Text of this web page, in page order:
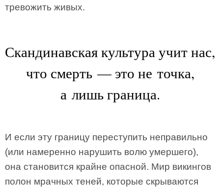
тревожить живых.
Скандинавская культура учит нас,
что смерть — это не точка,
а лишь граница.
И если эту границу переступить неправильно
(или намеренно нарушить волю умершего),
она становится крайне опасной. Мир викингов
полон мрачных теней, которые скрываются